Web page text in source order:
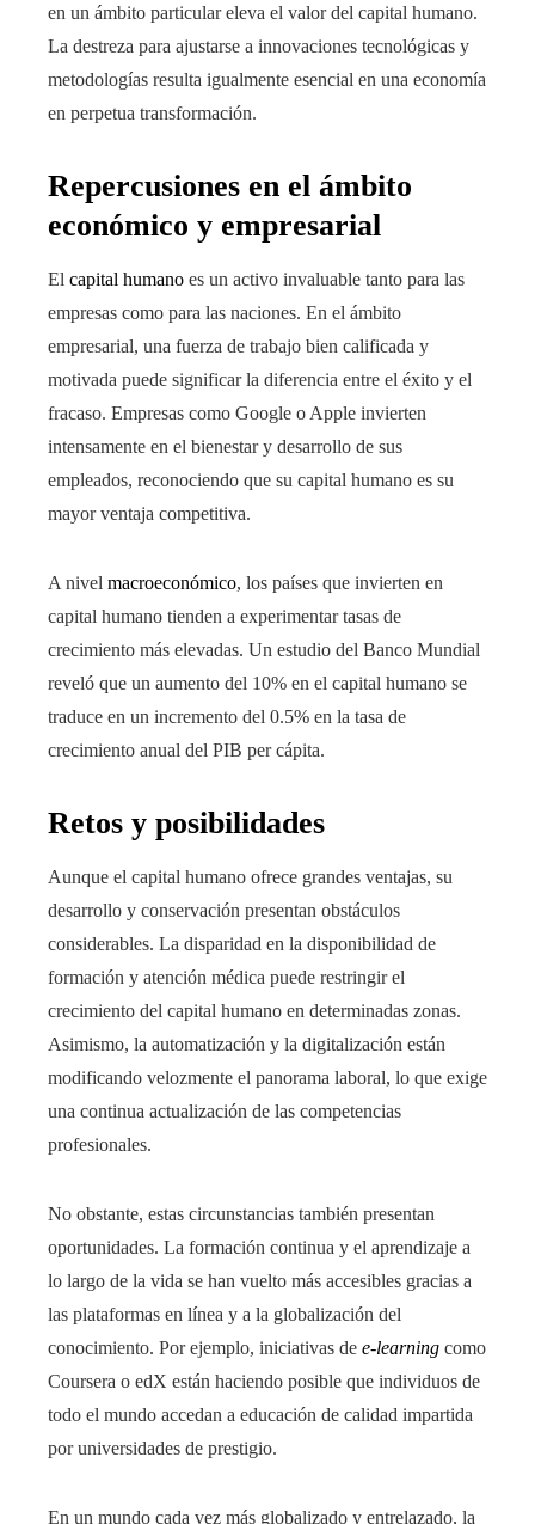
en un ámbito particular eleva el valor del capital humano.
La destreza para ajustarse a innovaciones tecnológicas y
metodologías resulta igualmente esencial en una economía
en perpetua transformación.
Repercusiones en el ámbito
económico y empresarial
El capital humano es un activo invaluable tanto para las
empresas como para las naciones. En el ámbito
empresarial, una fuerza de trabajo bien calificada y
motivada puede significar la diferencia entre el éxito y el
fracaso. Empresas como Google o Apple invierten
intensamente en el bienestar y desarrollo de sus
empleados, reconociendo que su capital humano es su
mayor ventaja competitiva.
A nivel macroeconómico, los países que invierten en
capital humano tienden a experimentar tasas de
crecimiento más elevadas. Un estudio del Banco Mundial
reveló que un aumento del 10% en el capital humano se
traduce en un incremento del 0.5% en la tasa de
crecimiento anual del PIB per cápita.
Retos y posibilidades
Aunque el capital humano ofrece grandes ventajas, su
desarrollo y conservación presentan obstáculos
considerables. La disparidad en la disponibilidad de
formación y atención médica puede restringir el
crecimiento del capital humano en determinadas zonas.
Asimismo, la automatización y la digitalización están
modificando velozmente el panorama laboral, lo que exige
una continua actualización de las competencias
profesionales.
No obstante, estas circunstancias también presentan
oportunidades. La formación continua y el aprendizaje a
lo largo de la vida se han vuelto más accesibles gracias a
las plataformas en línea y a la globalización del
conocimiento. Por ejemplo, iniciativas de e-learning como
Coursera o edX están haciendo posible que individuos de
todo el mundo accedan a educación de calidad impartida
por universidades de prestigio.
En un mundo cada vez más globalizado y entrelazado, la